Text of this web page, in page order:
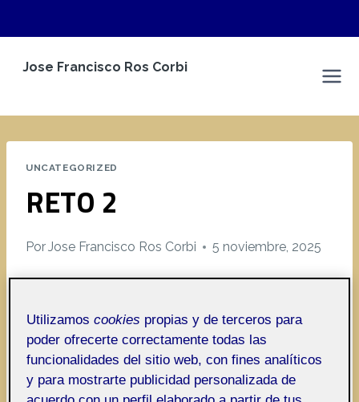
Jose Francisco Ros Corbi
UNCATEGORIZED
RETO 2
PorJose Francisco Ros Corbi 5 noviembre, 2025
Presentación1
Utilizamoscookies propias y de terceros para
poder ofrecerte correctamente todas las
funcionalidades del sitio web, con fines analíticos
y para mostrarte publicidad personalizada de